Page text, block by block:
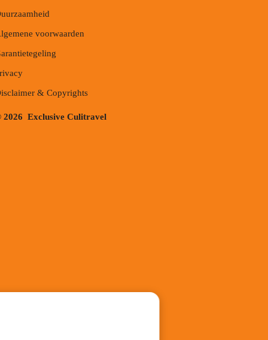
voorwaarden
& Copyrights
2026 Exclusive Culitravel